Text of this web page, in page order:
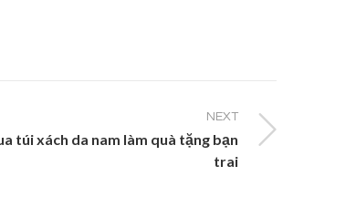
NEXT
túi xách da nam làm quà tặng bạn
trai